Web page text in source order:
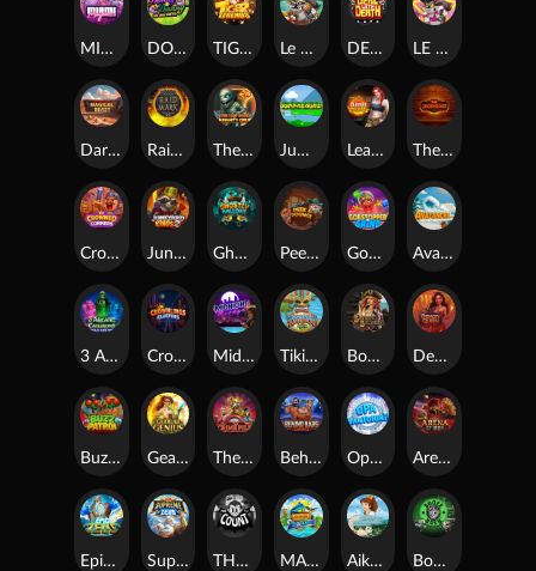
MIAMI MAYHEM DONNY AND DANNY TIGER LEGENDS Le Fisherman DEAL WITH DEATH LE KING
Darkside Prairie: Magical Beast Raidmark The Lost Book of Mummy’s Curse Jumpasaurs Leatherheads The Jack & Rose
Crowned Corners Junkyard Kings 2 Ghostly Hallows Peek & Pounce Gobstopper Grind Avalanche
3 Arcane Cauldrons Crownlings Clusters Midnight Mirage Tikitopia BoosterBelt Bonnie's Buccaneers Demon Queen
Buzz Patrol Gearlab Genius The Crime File Behind Bars: Masterplan Opa Santorini! Arena of Iron
Epic Ze Zeus Supreme Zeus THE COUNT MARLIN MASTERS: THE BIG HAUL Aiko and the Wind Spirit Booze Bash